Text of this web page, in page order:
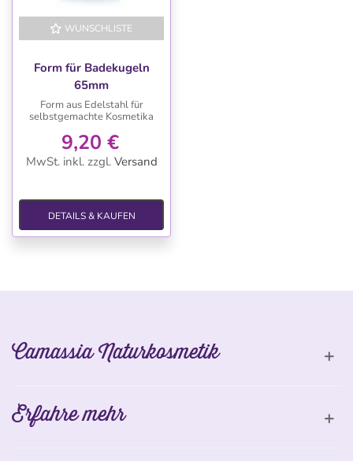
WUNSCHLISTE
Form für Badekugeln
65mm
Form aus Edelstahl für
selbstgemachte Kosmetika
9,20 €
MwSt. inkl. zzgl. Versand
DETAILS & KAUFEN
Camassia Naturkosmetik
Erfahre mehr